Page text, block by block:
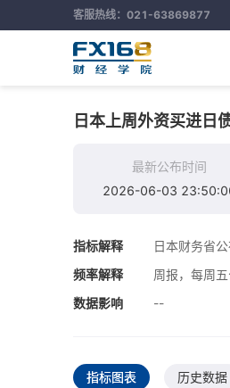
客服热线：021-63869877
日本上周外资买进
最新公布时间
2026-06-03
指标解释
日本财务省
频率解释
周报，每周
数据影响
--
指标图表 历史数据